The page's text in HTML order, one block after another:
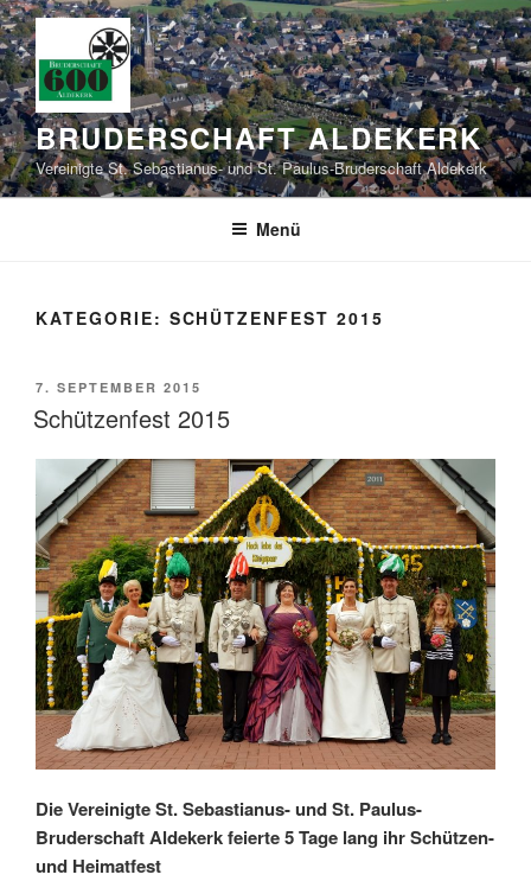
Zum
Inhalt
springen
BRUDERSCHAFT ALDEKERK
Vereinigte St. Sebastianus- und St. Paulus-Bruderschaft Aldekerk
Menü
KATEGORIE: SCHÜTZENFEST 2015
VERÖFFENTLICHT
AM
7. SEPTEMBER 2015
Schützenfest 2015
Die Vereinigte St. Sebastianus- und St. Paulus-
Bruderschaft Aldekerk feierte 5 Tage lang ihr Schützen-
und Heimatfest